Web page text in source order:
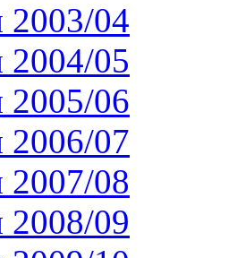
2003/04
2004/05
2005/06
2006/07
2007/08
2008/09